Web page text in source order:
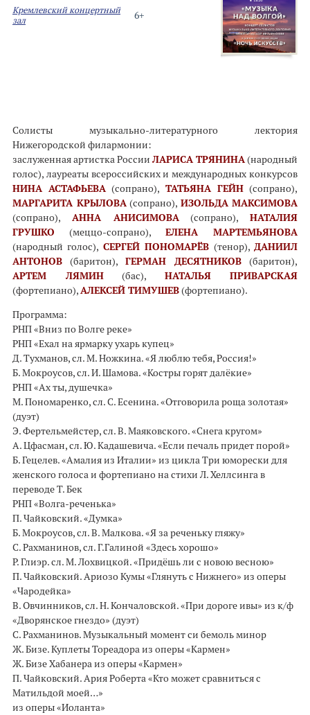
6+
Кремлевский концертный
зал
Солисты музыкально-литературного лектория
Нижегородской филармонии:
заслуженная артистка России ЛАРИСА ТРЯНИНА(народный
голос), лауреаты всероссийских и международных конкурсов
НИНА АСТАФЬЕВА(сопрано), ТАТЬЯНА ГЕЙН(сопрано),
МАРГАРИТА КРЫЛОВА(сопрано), ИЗОЛЬДА МАКСИМОВА
(сопрано), АННА АНИСИМОВА(сопрано), НАТАЛИЯ
ГРУШКО (меццо-сопрано), ЕЛЕНА МАРТЕМЬЯНОВА
(народный голос), СЕРГЕЙ ПОНОМАРЁВ (тенор),ДАНИИЛ
АНТОНОВ (баритон), ГЕРМАН ДЕСЯТНИКОВ (баритон),
АРТЕМ ЛЯМИН(бас), НАТАЛЬЯ ПРИВАРСКАЯ
(фортепиано),АЛЕКСЕЙ ТИМУШЕВ(фортепиано).
Программа:
РНП «Вниз по Волге реке»
РНП «Ехал на ярмарку ухарь купец»
Д. Тухманов, сл. М. Ножкина. «Я люблю тебя, Россия!»
Б. Мокроусов, сл. И. Шамова. «Костры горят далёкие»
РНП «Ах ты, душечка»
М. Пономаренко, сл. С. Есенина. «Отговорила роща золотая»
(дуэт)
Э. Фертельмейстер, сл. В. Маяковского. «Снега кругом»
А. Цфасман, сл. Ю. Кадашевича. «Если печаль придет порой»
Б. Гецелев. «Амалия из Италии» из цикла Три юморески для
женского голоса и фортепиано на стихи Л. Хеллсинга в
переводе Т. Бек
РНП «Волга-реченька»
П. Чайковский. «Думка»
Б. Мокроусов, сл. В. Малкова. «Я за реченьку гляжу»
С. Рахманинов, сл. Г.Галиной «Здесь хорошо»
Р. Глиэр. сл. М. Лохвицкой. «Придёшь ли с новою весною»
П. Чайковский. Ариозо Кумы «Глянуть с Нижнего» из оперы
«Чародейка»
В. Овчинников, сл. Н. Кончаловской. «При дороге ивы» из к/ф
«Дворянское гнездо» (дуэт)
С. Рахманинов. Музыкальный момент си бемоль минор
Ж. Бизе. Куплеты Тореадора из оперы «Кармен»
Ж. Бизе Хабанера из оперы «Кармен»
П. Чайковский. Ария Роберта «Кто может сравниться с
Матильдой моей…»
из оперы «Иоланта»